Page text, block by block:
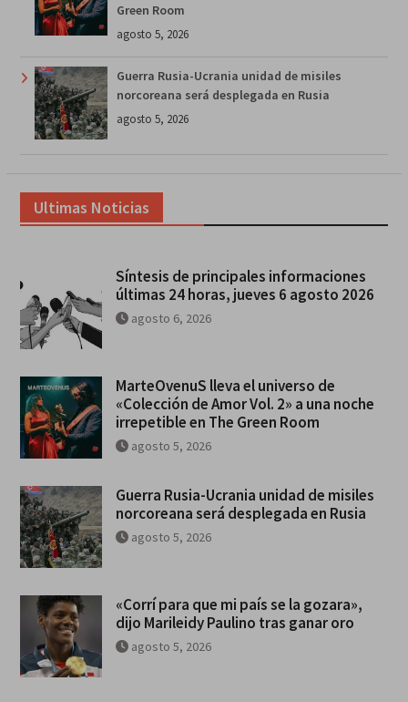
Green Room
agosto 5, 2026
Guerra Rusia-Ucrania unidad de misiles
norcoreana será desplegada en Rusia
agosto 5, 2026
Ultimas Noticias
Síntesis de principales informaciones
últimas 24 horas, jueves 6 agosto 2026
agosto 6, 2026
MarteOvenuS lleva el universo de
«Colección de Amor Vol. 2» a una noche
irrepetible en The Green Room
agosto 5, 2026
Guerra Rusia-Ucrania unidad de misiles
norcoreana será desplegada en Rusia
agosto 5, 2026
«Corrí para que mi país se la gozara»,
dijo Marileidy Paulino tras ganar oro
agosto 5, 2026